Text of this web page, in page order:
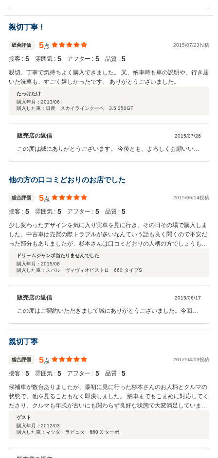
かお困りの際はぜひお気軽にお立ち寄りください。 引き続き、今後と
も、どうぞ宜しくお願い致します。
親切丁寧！
総合評価 5点 2015/07/23投稿
接客 : 5 雰囲気 : 5 アフター : 5 品質 : 5
親切、丁寧で気持ちよく購入できました。 又、納車時も車の説明や、行き届
いた洗車も、すごく嬉しかったです。 ありがとうございました。
たっけたけ
購入年月： 2013/06
購入した車：日産 スカイラインクーペ 3.5 350GT
販売店の返信 2015/07/26
この度は誠にありがとうございます。 今後とも、よろしくお願いいた
他の方の口コミどおりのお店でした
総合評価 5点 2015/06/14投稿
接客 : 5 雰囲気 : 5 アフター : 5 品質 : 5
少し変わったデザインを気に入り実車を見に行き、その日その場で購入しま
した。中古車は売買の際トラブルが多いなんていう話も良く聞くので不安だ
った部分もありましたが、杉本さんは口コミどおりの人柄の方でしょうもな
い質問にも対応はとても親切でした。実際納車された車も事前に見に行った
時よりも良い状態にしてくれていたように感じました。またこちらの都合で
営業時間外に電話をかけてしまった時も快く対応してくださったのはとても
ドリームジャンボ当たりませんでした
購入年月： 2015/06
購入した車：スバル ヴィヴィオビストロ 660 タイプS
販売店の返信 2015/06/17
この度はご契約いただきまして誠にありがとうございました。今回は
づきのことが御座いましたら、遠慮なくご連絡ください。 今後とも、
どうぞ宜しくお願い致します。
親切丁寧
総合評価 5点 2012/04/03投稿
接客 : 5 雰囲気 : 5 アフター : 5 品質 : 5
候補車が数台ありましたが、最初に見に行った杉本さんのお人柄とクルマの
状態で、他を見ることもなく即決しました。 納車までもこまめに対応してく
ださり、クルマも年式が古いにも関わらず良好な状態で大変満足していま
す。 長く乗りたいと思えるクルマと出会うことができ、感謝しています。
ゲスト
購入年月： 2012/03
購入した車：マツダ ラピュタ 660 X ターボ